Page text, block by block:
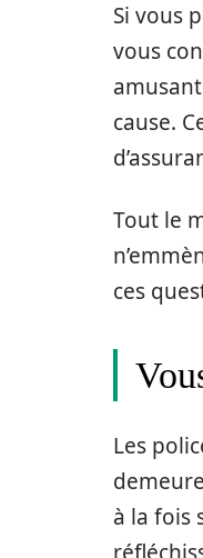
Si vous
vous
cause.
Tout le
ces
Les
à la fois